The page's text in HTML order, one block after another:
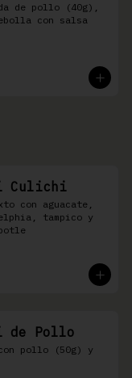
de pollo (40g),
con salsa
Culichi
con aguacate,
tampico y
de Pollo
pollo (50g) y